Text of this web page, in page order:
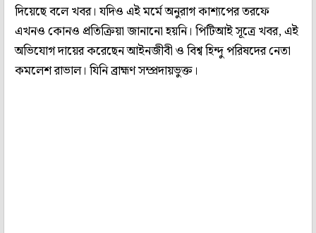
দিয়েছে বলে খবর। যদিও এই মর্মে অনুরাগ কাশ্যপের তরফে
এখনও কোনও প্রতিক্রিয়া জানানো হয়নি। পিটিআই সূত্রে খবর, এই
অভিযোগ দায়ের করেছেন আইনজীবী ও বিশ্ব হিন্দু পরিষদের নেতা
কমলেশ রাভাল। যিনি ব্রাহ্মণ সম্প্রদায়ভুক্ত।